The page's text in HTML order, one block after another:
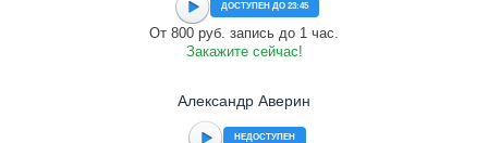
ДОСТУПЕН ДО 23:45
От 800 руб. запись до 1 час.
Закажите сейчас!
Александр Аверин
НЕДОСТУПЕН